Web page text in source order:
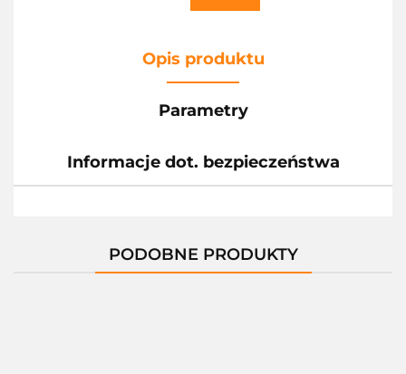
Opis produktu
Parametry
Informacje dot. bezpieczeństwa
PODOBNE PRODUKTY